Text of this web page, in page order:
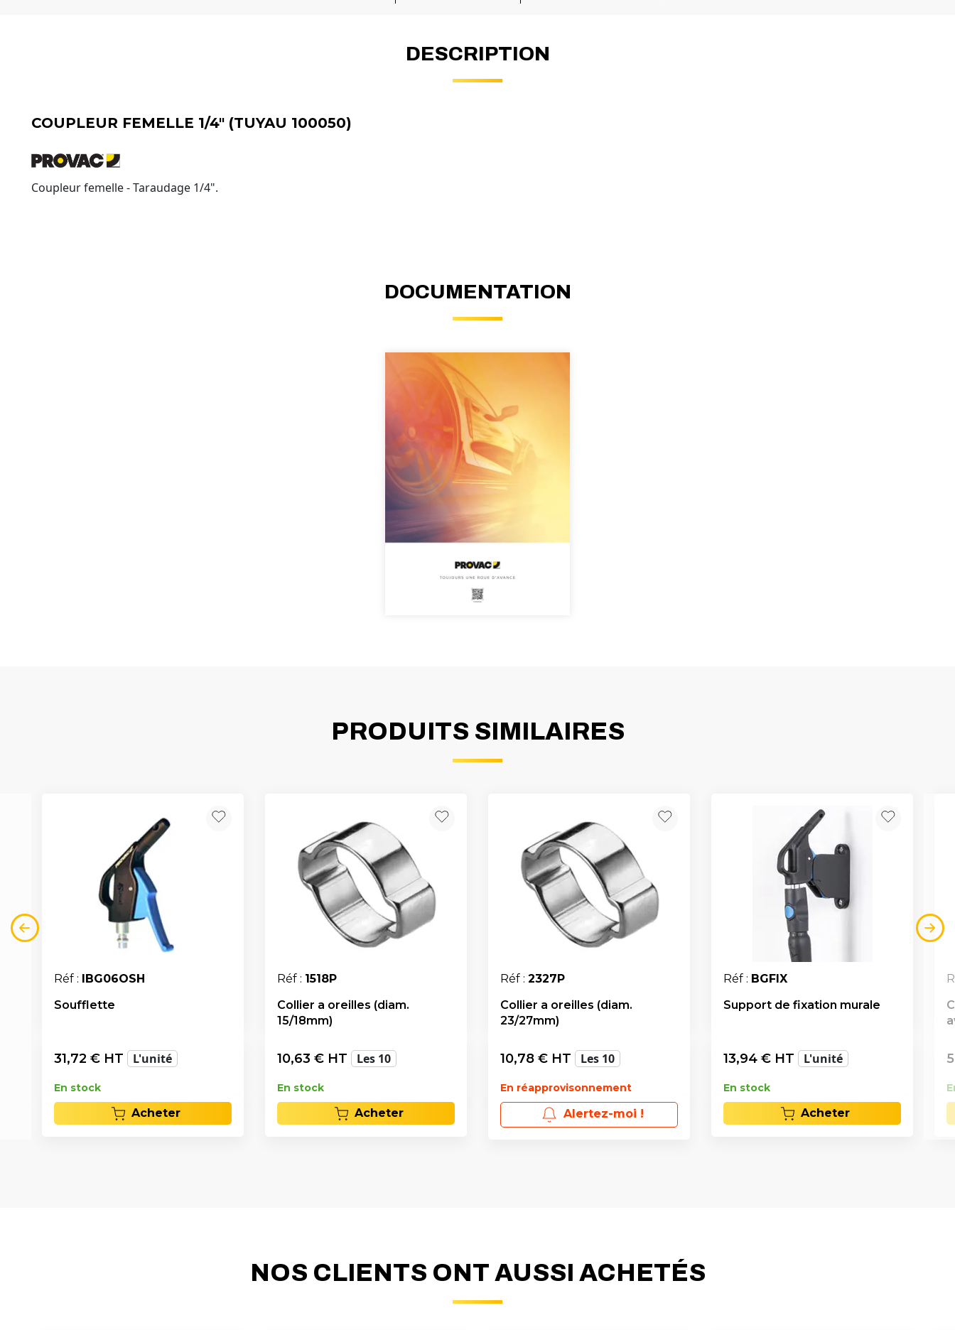
DESCRIPTION
COUPLEUR FEMELLE 1/4" (TUYAU 100050)
Coupleur femelle - Taraudage 1/4".
DOCUMENTATION
PRODUITS SIMILAIRES
Réf :
IBG06OSH
Soufflette
31,72 € HT L'unité
En stock
Acheter
Réf : 1518P
Collier a oreilles (diam.
15/18mm)
10,63 € HT Les 10
En stock
Acheter
Réf : 2327P
Collier a oreilles (diam.
23/27mm)
10,78 € HT Les 10
En réapprovisonnement
Alertez-moi !
Réf : BGFIX
Support de fixation murale
13,94 € HT L'unité
En stock
Acheter
NOS CLIENTS ONT AUSSI ACHETÉS